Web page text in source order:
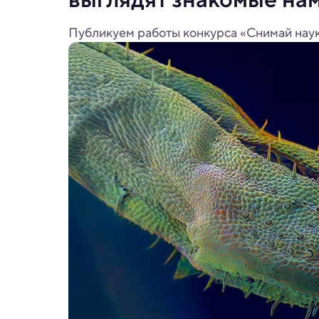
Публикуем работы конкурса «Снимай